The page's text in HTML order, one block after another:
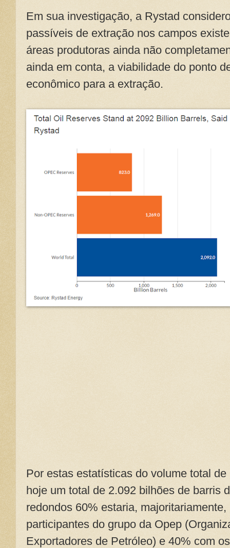
Em sua investigação, a Rystad
passíveis de extração nos campos
áreas produtoras ainda não
ainda em conta, a viabilidade do ponto
econômico para a extração.
Por estas estatísticas do volume total
hoje um total de 2.092 bilhões de barris
redondos 60% estaria,
participantes do grupo da Opep
Exportadores de Petróleo) e 40% com